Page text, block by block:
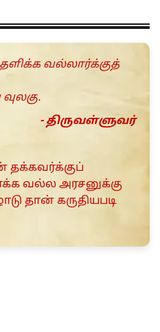
வல்லார்க்குத்
- திருவள்ளுவர்
வல்ல அரசனுக்கு
தான் கருதியபடி